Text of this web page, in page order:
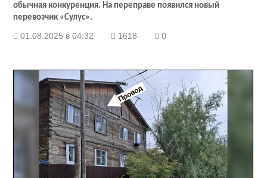
обычная конкуренция. На переправе появился новый
перевозчик «Сулус».
01.08.2025 в 04:32 1618 0